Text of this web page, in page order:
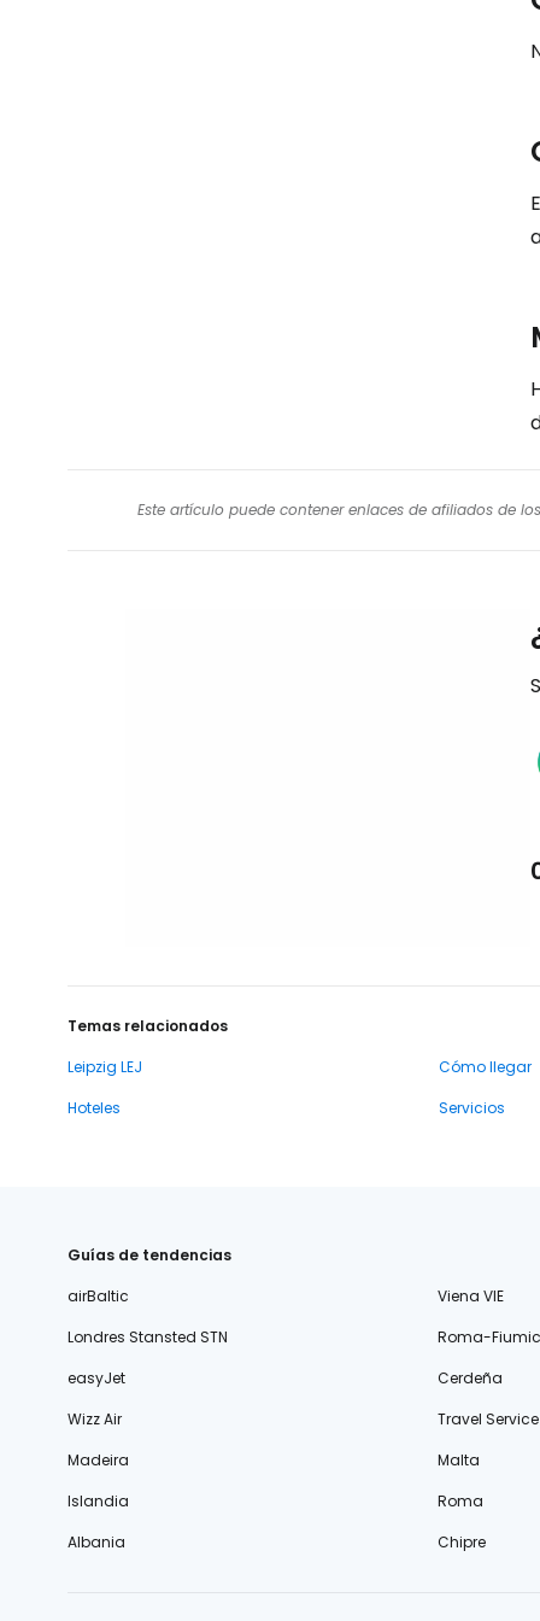
Este artículo puede contener enlaces de afiliados de
Temas relacionados
Leipzig LEJ
Cómo llegar
Hoteles
Servicios
Guías de tendencias
airBaltic
Viena VIE
Londres Stansted STN
Roma-
easyJet
Cerdeña
Wizz Air
Travel Service
Madeira
Malta
Islandia
Roma
Albania
Chipre